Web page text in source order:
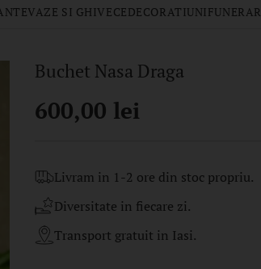
VAZE SI GHIVECEDECORATIUNIFUNERAR
Buchet Nasa Draga
Pret
600,00 lei
Livram in 1-2 ore din stoc propriu.
Diversitate in fiecare zi.
Transport gratuit in Iasi.